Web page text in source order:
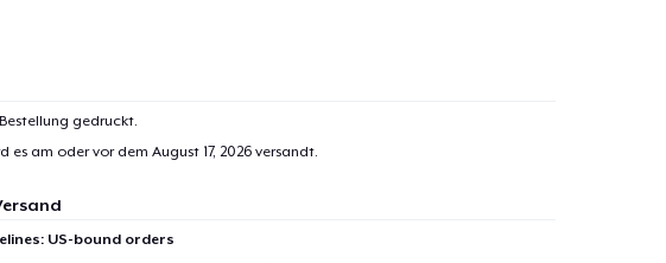
gedruckt.
es am oder vor dem August 17, 2026versandt.
US-bound orders